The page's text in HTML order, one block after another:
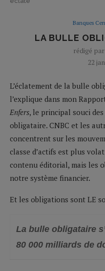
Banques
LA BULLE
rédigé par
22
L’éclatement de la bulle
l’explique dans mon
Enfers, le principal souci
obligataire. CNBC et les
concentrent sur les
classe d’actifs est plus
contenu éditorial, mais les
notre système financier.
Et les obligations sont LE
La bulle obligataire
80 000 milliards de